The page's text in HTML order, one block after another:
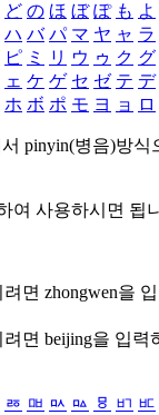
ど の ほ ぼ ぽ も よ
ハ バ パ マ ヤ ャ ラ
ピ ミ リ ウ ゥ ク グ
ェ ケ ゲ セ ゼ テ デ
ホ ボ ポ モ ヨ ョ ロ
pinyin(병음)방식
여 사용하시면 됩
면 zhongwen을
면 beijing을 입력
ㅭ ㅮ ㅯ ㅰ ㅱ ㅲ ㅳ